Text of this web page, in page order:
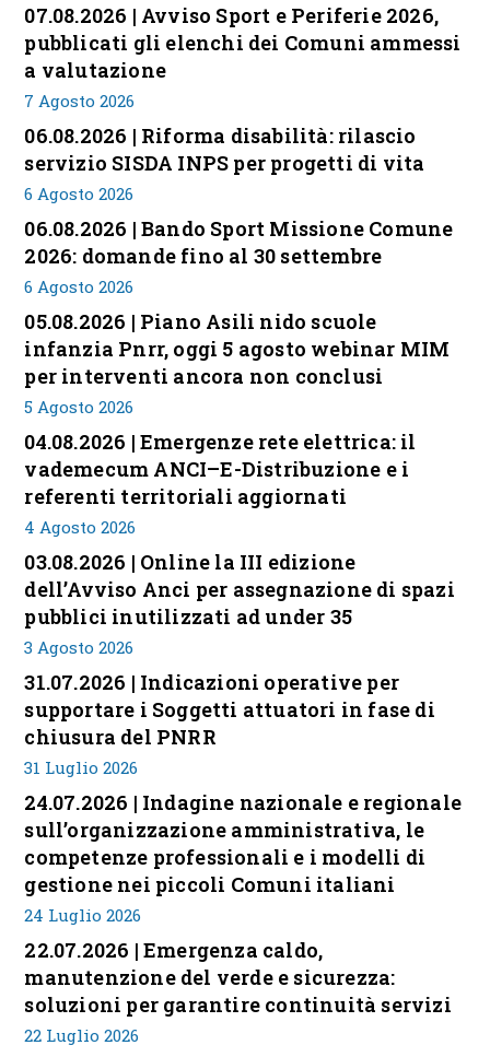
07.08.2026 | Avviso Sport e Periferie 2026,
pubblicati gli elenchi dei Comuni ammessi
a valutazione
7 Agosto 2026
06.08.2026 | Riforma disabilità: rilascio
servizio SISDA INPS per progetti di vita
6 Agosto 2026
06.08.2026 | Bando Sport Missione Comune
2026: domande fino al 30 settembre
6 Agosto 2026
05.08.2026 | Piano Asili nido scuole
infanzia Pnrr, oggi 5 agosto webinar MIM
per interventi ancora non conclusi
5 Agosto 2026
04.08.2026 | Emergenze rete elettrica: il
vademecum ANCI–E-Distribuzione e i
referenti territoriali aggiornati
4 Agosto 2026
03.08.2026 | Online la III edizione
dell’Avviso Anci per assegnazione di spazi
pubblici inutilizzati ad under 35
3 Agosto 2026
31.07.2026 | Indicazioni operative per
supportare i Soggetti attuatori in fase di
chiusura del PNRR
31 Luglio 2026
24.07.2026 | Indagine nazionale e regionale
sull’organizzazione amministrativa, le
competenze professionali e i modelli di
gestione nei piccoli Comuni italiani
24 Luglio 2026
22.07.2026 | Emergenza caldo,
manutenzione del verde e sicurezza:
soluzioni per garantire continuità servizi
22 Luglio 2026